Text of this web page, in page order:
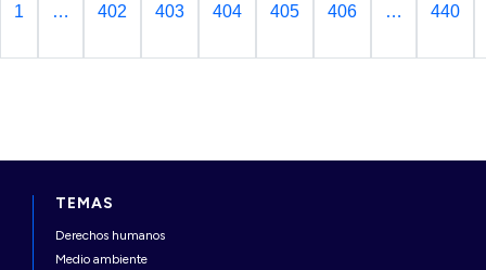
1 … 402 403 404 405 406 … 440
TEMAS
Derechos humanos
Medio ambiente